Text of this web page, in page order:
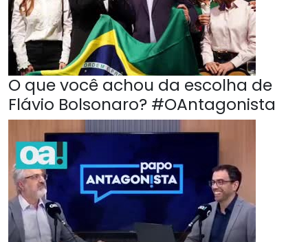
O que você achou da escolha de
Flávio Bolsonaro? #OAntagonista